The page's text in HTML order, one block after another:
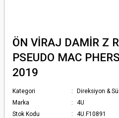
ÖN VİRAJ DAMİR Z
PSEUDO MAC
2019
Kategori
Direksiyon &
Marka
4U
Stok Kodu
4U.F10891